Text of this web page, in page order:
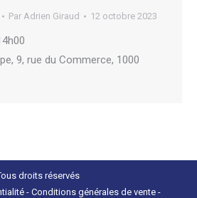
Par Adrien Giraud 12 octobre 2023
9, rue du Commerce, 1000
droits réservés
- Conditions générales de vente-